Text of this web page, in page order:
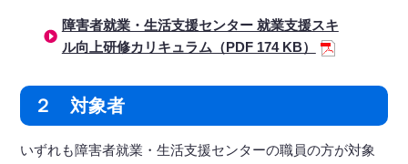
障害者就業・生活支援センター 就業支援スキ
ル向上研修カリキュラム（PDF 174 KB）
２ 対象者
いずれも障害者就業・生活支援センターの職員の方が対象